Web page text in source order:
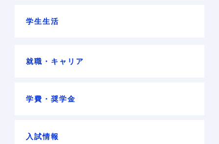
学生生活
就職・キャリア
学費・奨学金
入試情報